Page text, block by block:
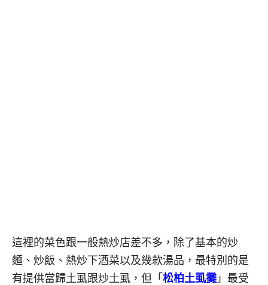
這裡的菜色跟一般熱炒店差不多，除了基本的炒
麵、炒飯、熱炒下酒菜以及幾款湯品，最特別的是
有提供當歸土虱跟炒土虱，但「 松柏土虱攤 」最受